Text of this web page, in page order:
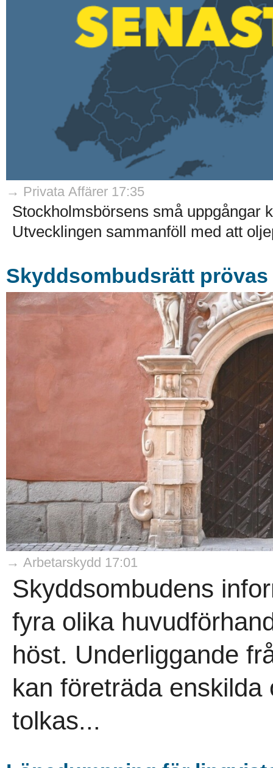
→ Privata Affärer 17:35
Stockholmsbörsens små uppgångar
Utvecklingen sammanföll med att
Skyddsombudsrätt
→ Arbetarskydd 17:01
Skyddsombudens
fyra olika
höst. Underliggande
kan företräda
tolkas...